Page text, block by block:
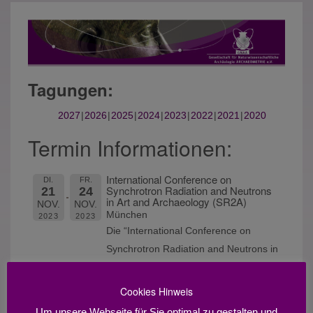
Tagungen:
2027 2026 2025 2024 2023 2022 2021 2020
Termin Informationen:
DI.
21
NOV.
2023
FR.
24
NOV.
2023
International Conference on
Synchrotron Radiation and Neutrons
in Art and Archaeology (SR2A)
München
Die “International Conference on
Synchrotron Radiation and Neutrons in
21 – 24 November 2023 in München
Cookies Hinweis